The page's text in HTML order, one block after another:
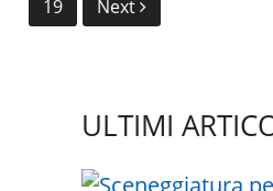
19
Next
ULTIMI